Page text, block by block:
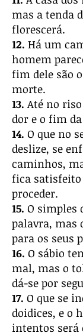
mas a tenda
florescerá.
12. Há um
homem
fim dele são
morte.
13. Até no
dor e o fim
14. O que no
deslize, se
caminhos,
fica satisfeito
proceder.
15. O simples
palavra, mas
para os seus
16. O sábio
mal, mas o
dá-se por
17. O que se
doidices, e o
intentos será